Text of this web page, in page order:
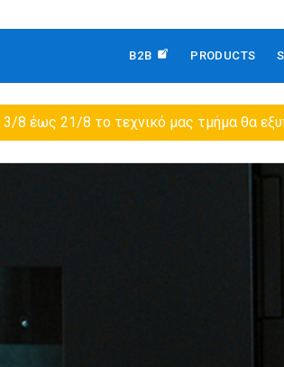
B2B PRODUCTS
8 έως 21/8 τo τεχνικό μας τμήμα θα